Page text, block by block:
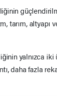
altyapı
yalnızca
daha fazla